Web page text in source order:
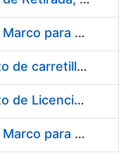
Suscripción de Acuerdos Marco para el Suministro de Material de Electrónica e Informática
Servicio de mantenimiento de carretillas transportadoras - elevadoras para la FNMT-RCM
Servicio de Mantenimiento de Licencias Liferay
Suscripción de Acuerdos Marco para el Suministro de Material de Filtración